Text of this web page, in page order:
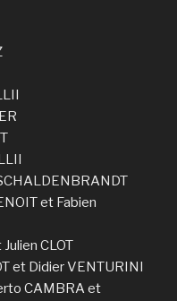
et Fabien
CLOT
et Didier VENTURINI
CAMBRA et